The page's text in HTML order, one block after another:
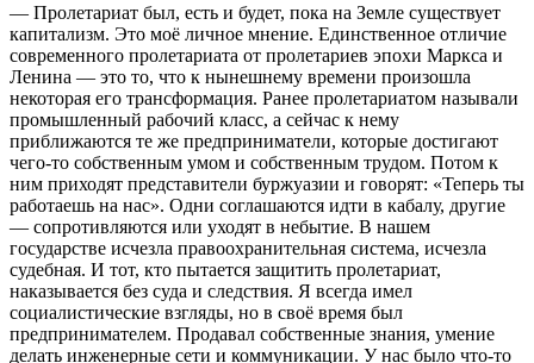
— Пролетариат был, есть и будет, пока на Земле существует
капитализм. Это моё личное мнение. Единственное отличие
современного пролетариата от пролетариев эпохи Маркса и
Ленина — это то, что к нынешнему времени произошла
некоторая его трансформация. Ранее пролетариатом называли
промышленный рабочий класс, а сейчас к нему
приближаются те же предприниматели, которые достигают
чего-то собственным умом и собственным трудом. Потом к
ним приходят представители буржуазии и говорят: «Теперь ты
работаешь на нас». Одни соглашаются идти в кабалу, другие
— сопротивляются или уходят в небытие. В нашем
государстве исчезла правоохранительная система, исчезла
судебная. И тот, кто пытается защитить пролетариат,
наказывается без суда и следствия. Я всегда имел
социалистические взгляды, но в своё время был
предпринимателем. Продавал собственные знания, умение
делать инженерные сети и коммуникации. У нас было что-то